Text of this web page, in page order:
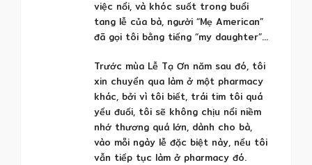
việc nổi, và khóc suốt trong buổi
tang lễ của bà, người “Mẹ American”
đã gọi tôi bằng tiếng “my daughter”…
Trước mùa Lễ Tạ Ơn năm sau đó, tôi
xin chuyển qua làm ở một pharmacy
khác, bởi vì tôi biết, trái tim tôi quá
yếu đuối, tôi sẽ không chịu nổi niềm
nhớ thương quá lớn, dành cho bà,
vào mỗi ngày lễ đặc biệt này, nếu tôi
vẫn tiếp tục làm ở pharmacy đó.